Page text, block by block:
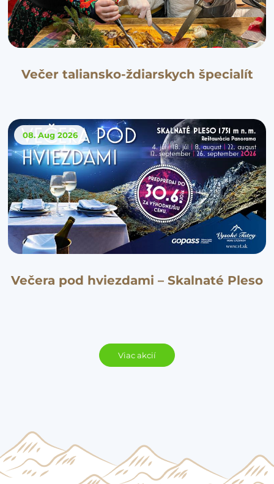
Večer taliansko-ždiarskych špecialít
08. Aug 2026
Večera pod hviezdami – Skalnaté Pleso
Viac akcií